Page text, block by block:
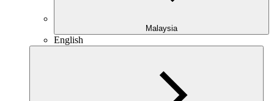
Malaysia
English